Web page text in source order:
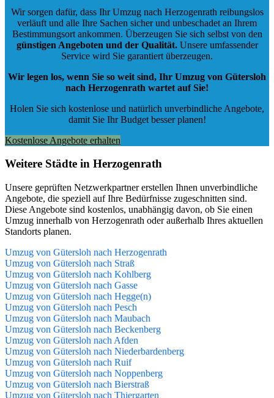
Wir sorgen dafür, dass Ihr Umzug nach Herzogenrath reibungslos
verläuft und alle Ihre Sachen sicher und unbeschadet an Ihrem
Bestimmungsort ankommen. Überzeugen Sie sich selbst von den
günstigen Angeboten und der Qualität.Unsere umfassender
Service wird Sie garantiert überzeugen.
Wir legen los, wenn Sie so weit sind, Ihr Umzug von Gütersloh
nach Herzogenrath wartet auf Sie!
Holen Sie sich kostenlose und natürlich unverbindliche Angebote,
damit Sie Ihr Budget besser planen!
Kostenlose Angebote erhalten
Weitere Städte in Herzogenrath
Unsere geprüften Netzwerkpartner erstellen Ihnen unverbindliche
Angebote, die speziell auf Ihre Bedürfnisse zugeschnitten sind.
Diese Angebote sind kostenlos, unabhängig davon, ob Sie einen
Umzug innerhalb von Herzogenrath oder außerhalb Ihres aktuellen
Standorts planen.
Umzug von Gütersloh nach Herzogenrath
Umzug von Gütersloh nach Straß
Umzug von Gütersloh nach Kohlberg
Umzug von Gütersloh nach Gasse
Umzug von Gütersloh nach Hegge(n)
Umzug von Gütersloh nach Pesch
Umzug von Gütersloh nach Maubach
Umzug von Gütersloh nach Beckenberg
Umzug von Gütersloh nach Afden
Umzug von Gütersloh nach Niederbardenberg
Umzug von Gütersloh nach Ruif
Umzug von Gütersloh nach Noppenberg
Umzug von Gütersloh nach Bierstraß
Umzug von Gütersloh nach Thiergarten